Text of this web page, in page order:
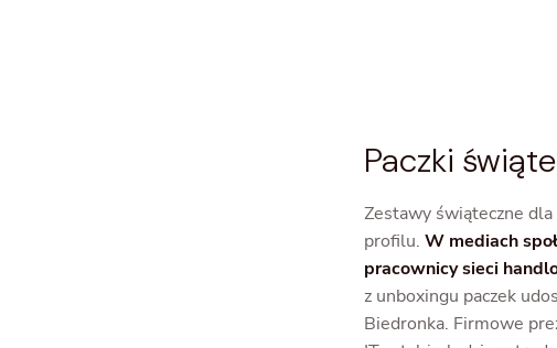
Paczki
Zestawy świąteczne
profilu. W mediach
pracownicy sieci
z unboxingu paczek
Biedronka. Firmowe